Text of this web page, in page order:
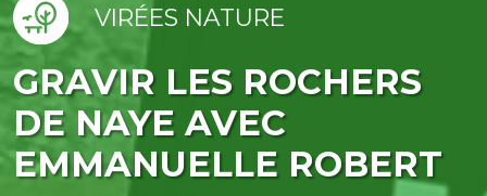
VIRÉES NATURE
GRAVIR LES ROCHERS
DE NAYE AVEC
EMMANUELLE ROBERT